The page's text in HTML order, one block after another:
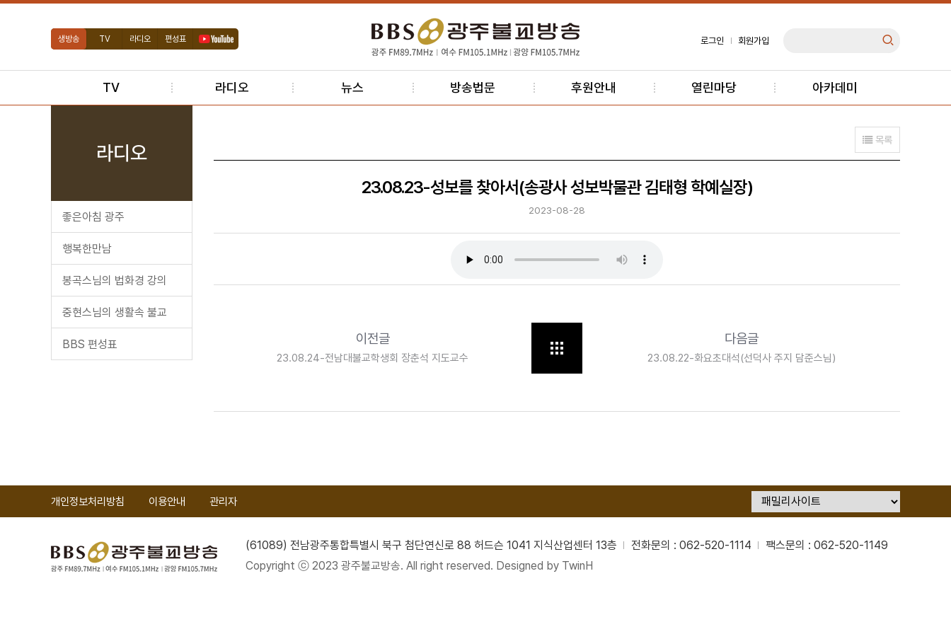
생방송 TV 라디오 편성표 로그인 회원가입
TV 라디오 뉴스 방송법문 후원안내 열린마당 아카데미
라디오
좋은아침 광주
행복한만남
봉곡스님의 법화경 강의
중현스님의 생활속 불교
BBS 편성표
목록
23.08.23-성보를 찾아서(송광사 성보박물관 김태형 학예실장)
2023-08-28
이전글
23.08.24-전남대불교학생회 장춘석 지도교수
다음글
23.08.22-화요초대석(선덕사 주지 담준스님)
개인정보처리방침 이용안내 관리자
(61089) 전남광주통합특별시 북구 첨단연신로 88 허드슨 1041 지식산업센터 13층 전화문의 : 062-520-1114
팩스문의 : 062-520-1149
Copyright ⓒ 2023 광주불교방송. All right reserved. Designed by TwinH